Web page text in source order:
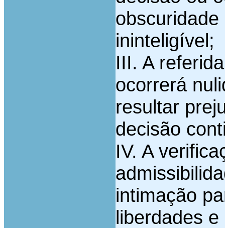
ininteligível;
III. A
ocorrerá
resultar
decisão
IV. A
intimação
liberdades